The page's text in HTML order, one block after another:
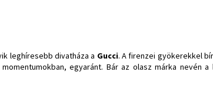
leghíresebb divatháza a Gucci. A firenzei gyökerekkel
egyaránt. Bár az olasz márka nevén